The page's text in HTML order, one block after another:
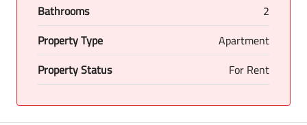
Bathrooms
2
Property Type
Apartment
Property Status
For Rent